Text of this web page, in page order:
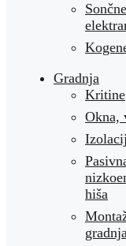
Sončne
Gradnja
Kritine
Okna,
hiša